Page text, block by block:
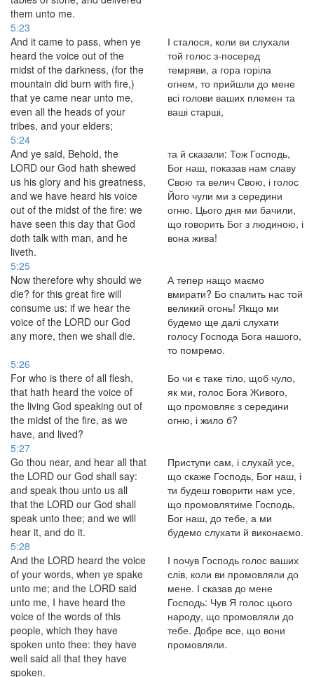
them unto me.
5:23
And it came to pass, when ye
heard the voice out of the
midst of the darkness, (for the
mountain did burn with fire,)
that ye came near unto me,
even all the heads of your
tribes, and your elders;
І сталося, коли ви слухали
той голос з-посеред
темряви, а гора горіла
огнем, то прийшли до мене
всі голови ваших племен та
ваші старші,
5:24
And ye said, Behold, the
LORD our God hath shewed
us his glory and his greatness,
and we have heard his voice
out of the midst of the fire: we
have seen this day that God
doth talk with man, and he
liveth.
та й сказали: Тож Господь,
Бог наш, показав нам славу
Свою та велич Свою, і голос
Його чули ми з середини
огню. Цього дня ми бачили,
що говорить Бог з людиною, і
вона жива!
5:25
Now therefore why should we
die? for this great fire will
consume us: if we hear the
voice of the LORD our God
any more, then we shall die.
А тепер нащо маємо
вмирати? Бо спалить нас той
великий огонь! Якщо ми
будемо ще далі слухати
голосу Господа Бога нашого,
то помремо.
5:26
For who is there of all flesh,
that hath heard the voice of
the living God speaking out of
the midst of the fire, as we
have, and lived?
Бо чи є таке тіло, щоб чуло,
як ми, голос Бога Живого,
що промовляє з середини
огню, і жило б?
5:27
Go thou near, and hear all that
the LORD our God shall say:
and speak thou unto us all
that the LORD our God shall
speak unto thee; and we will
hear it, and do it.
Приступи сам, і слухай усе,
що скаже Господь, Бог наш, і
ти будеш говорити нам усе,
що промовлятиме Господь,
Бог наш, до тебе, а ми
будемо слухати й виконаємо.
5:28
And the LORD heard the voice
of your words, when ye spake
unto me; and the LORD said
unto me, I have heard the
voice of the words of this
people, which they have
spoken unto thee: they have
well said all that they have
spoken.
І почув Господь голос ваших
слів, коли ви промовляли до
мене. І сказав до мене
Господь: Чув Я голос цього
народу, що промовляли до
тебе. Добре все, що вони
промовляли.